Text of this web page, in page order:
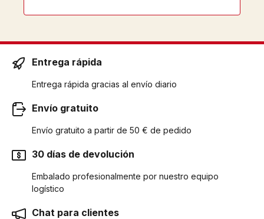
Entrega rápida
Entrega rápida gracias al envío diario
Envío gratuito
Envío gratuito a partir de 50 € de pedido
30 días de devolución
Embalado profesionalmente por nuestro equipo
logístico
Chat para clientes